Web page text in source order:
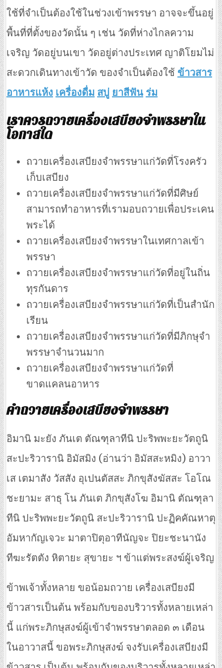
ใช้ที่จำเป็นต้องใช้ในช่วงเข้าพรรษา อาจจะขึ้นอยู่
พื้นที่ที่ตั้งของวัดนั้น ๆ เช่น วัดที่ห่างไกลความ
เจริญ วัดอยู่บนเขา วัดอยู่ต่างประเทศ ญาติโยมไม่
สะดวกเดินทางเข้าวัด ของจำเป็นต้องใช้ ข้าวสาร
อาหารแห้ง เครื่องดื่ม สบู่ ยาสีฟัน ร่ม
เราควรถวายเครื่องเสบียงจำพรรษาใน
โอกาสใด
ถวายเครื่องเสบียงจำพรรษาแก่วัดที่โรงครัว
เก็บเสบียง
ถวายเครื่องเสบียงจำพรรษาแก่วัดที่มีศิษย์
สามารถทำอาหารที่เรามอบถวายเพื่อประเคน
พระได้
ถวายเครื่องเสบียงจำพรรษาในเทศกาลเข้า
พรรษา
ถวายเครื่องเสบียงจำพรรษาแก่วัดที่อยู่ในถิ่น
ทุรกันดาร
ถวายเครื่องเสบียงจำพรรษาแก่วัดที่เป็นสำนัก
เรียน
ถวายเครื่องเสบียงจำพรรษาแก่วัดที่มีภิกษุจำ
พรรษาจำนวนมาก
ถวายเครื่องเสบียงจำพรรษาแก่วัดที่
ขาดแคลนอาหาร
คำถวายเครื่องเสบียงจำพรรษา
อิมานิ มะยัง ภันเต ตัณฑุลาทีนิ ปะริพพะยะวัตถูนิ
สะปะริวารานิ อิมัสมิง (อ่านว่า อิมัสสะหมิง) อาวา
เส เตมาสัง วัสสัง อุเปนตัสสะ ภิกขุสังฆัสสะ โอโณ
ชะยามะ สาธุ โน ภันเต ภิกขุสังโฆ อิมานิ ตัณฑุลา
ทีนิ ปะริพพะยะวัตถูนิ สะปะริวารานิ ปะฏิคคัณหาตุ
อัมหากัญเจวะ มาตาปิตุอาทีนัญจะ ปิยะชะนานัง
ทีฆะรัตตัง หิตายะ สุขายะ ฯ ข้าแต่พระสงฆ์ผู้เจริญ
ข้าพเจ้าทั้งหลาย ขอน้อมถวาย เครื่องเสบียงมี
ข้าวสารเป็นต้น พร้อมกับของบริวารทั้งหลายเหล่า
นี้ แก่พระภิกษุสงฆ์ผู้เข้าจำพรรษาตลอด ๓ เดือน
ในอาวาสนี้ ขอพระภิกษุสงฆ์ จงรับเครื่องเสบียงมี